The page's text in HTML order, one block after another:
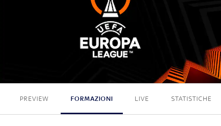
PREVIEW FORMAZIONI LIVE STATISTICHE